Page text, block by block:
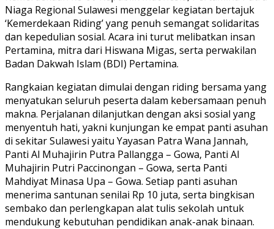
Niaga Regional Sulawesi menggelar kegiatan bertajuk
‘Kemerdekaan Riding’ yang penuh semangat solidaritas
dan kepedulian sosial. Acara ini turut melibatkan insan
Pertamina, mitra dari Hiswana Migas, serta perwakilan
Badan Dakwah Islam (BDI) Pertamina.
Rangkaian kegiatan dimulai dengan riding bersama yang
menyatukan seluruh peserta dalam kebersamaan penuh
makna. Perjalanan dilanjutkan dengan aksi sosial yang
menyentuh hati, yakni kunjungan ke empat panti asuhan
di sekitar Sulawesi yaitu Yayasan Patra Wana Jannah,
Panti Al Muhajirin Putra Pallangga – Gowa, Panti Al
Muhajirin Putri Paccinongan – Gowa, serta Panti
Mahdiyat Minasa Upa – Gowa. Setiap panti asuhan
menerima santunan senilai Rp 10 juta, serta bingkisan
sembako dan perlengkapan alat tulis sekolah untuk
mendukung kebutuhan pendidikan anak-anak binaan.